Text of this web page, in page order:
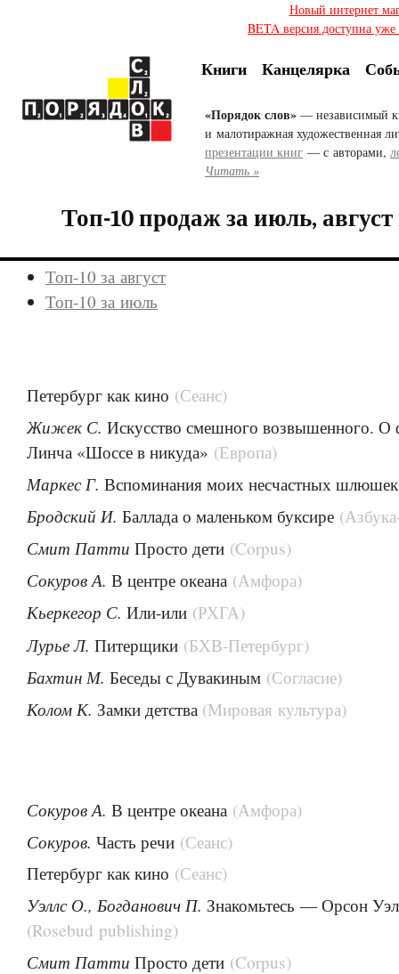
Новый интернет
BETA версия доступна
Книги Канцелярка
«Порядок слов» — независимый
и малотиражная художественная
презентации книг — с авторами,
Читать »
Топ-10 продаж за июль, август
Топ-10 за август
Топ-10 за июль
Петербург как кино (Сеанс)
Жижек С. Искусство смешного возвышенного. О
Линча «Шоссе в никуда» (Европа)
Маркес Г. Вспоминания моих несчастных
Бродский И. Баллада о маленьком буксире
Смит Патти Просто дети (Corpus)
Сокуров А. В центре океана (Амфора)
Кьеркегор С. Или-или (РХГА)
Лурье Л. Питерщики (БХВ-Петербург)
Бахтин М. Беседы с Дувакиным (Согласие)
Колом К. Замки детства (Мировая культура)
Сокуров А. В центре океана (Амфора)
Сокуров. Часть речи (Сеанс)
Петербург как кино (Сеанс)
Уэллс О., Богданович П. Знакомьтесь — Орсон
(Rosebud publishing)
Смит Патти Просто дети (Corpus)